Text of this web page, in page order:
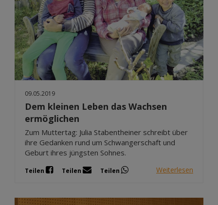
09.05.2019
Dem kleinen Leben das Wachsen
ermöglichen
Zum Muttertag: Julia Stabentheiner schreibt über
ihre Gedanken rund um Schwangerschaft und
Geburt ihres jüngsten Sohnes.
Teilen Teilen Teilen Weiterlesen